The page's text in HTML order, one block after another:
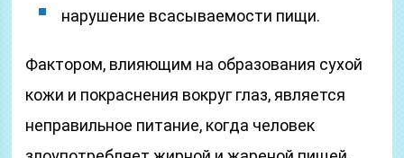
нарушение всасываемости пищи.
Фактором, влияющим на образования сухой
кожи и покраснения вокруг глаз, является
неправильное питание, когда человек